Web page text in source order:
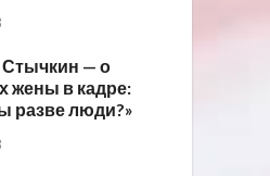
Стычкин — о
жены в кадре:
разве люди?»